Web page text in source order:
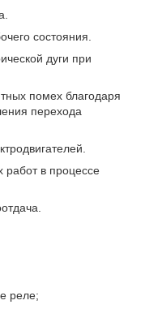
состояния.
дуги при
помех благодаря
перехода
работ в процессе
реле;